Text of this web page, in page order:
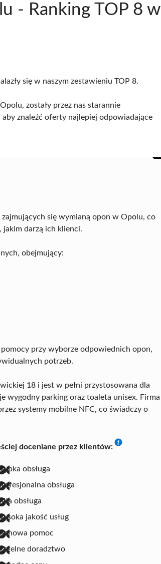
- Ranking TOP 8 w
się w naszym zestawieniu TOP 8.
zostały przez nas starannie
znaleźć oferty najlepiej odpowiadające
się wymianą opon w Opolu, co
jakim darzą ich klienci.
obejmujący:
przy wyborze odpowiednich opon,
potrzeb.
18 i jest w pełni przystosowana dla
wygodny parking oraz toaleta unisex. Firma
systemy mobilne NFC, co świadczy o
doceniane przez klientów:
obsługa
obsługa
obsługa
jakość usług
pomoc
doradztwo